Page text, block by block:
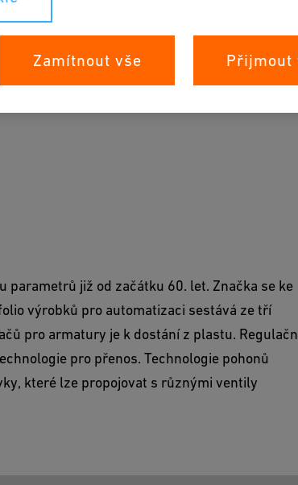
již od začátku 60. let. Značka se ke
výrobků pro automatizaci sestává ze tří
pro armatury je k dostání z plastu.
pro přenos. Technologie pohonů
které lze propojovat s různými ventily
Zamítnout vše Přijmout